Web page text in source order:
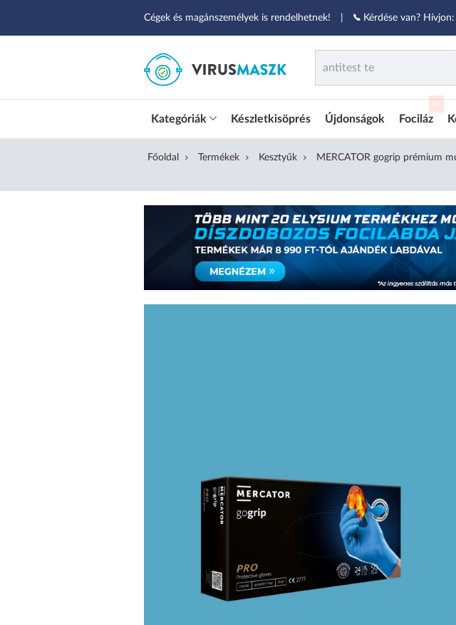
Cégek és magánszemélyek is rendelhetnek! Kérdése van? Hívjon:
Kategóriák Készletkisöprés Újdonságok Fociláz
ÚJ
Főoldal Termékek Kesztyűk MERCATOR gogrip prémium